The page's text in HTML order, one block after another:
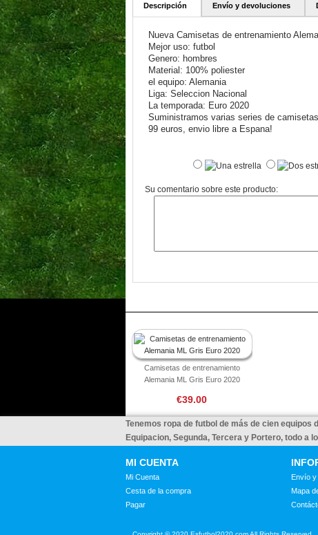
Descripción Envío y devoluciones
Nueva Camisetas de entrenamiento
Mejor uso: futbol
Genero: hombres
Material: 100% poliester
el equipo: Alemania
Liga: Seleccion Nacional
La temporada: Euro 2020
Suministramos varias series de
99 euros, envio libre a Espana!
Su comentario sobre este producto:
Camisetas de entrenamiento
Alemania ML Gris Euro 2020
€39.00
Tenemos ropa de futbol de más de cien
Equipacion, Segunda, Tercera y Portero, todo a
MI CUENTA
Mi Cuenta
Cesta de la compra
Pagar
Envío y
Mapa